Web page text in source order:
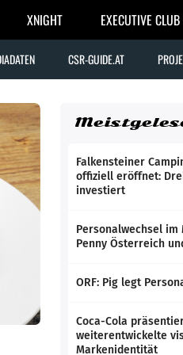
XNIGHT EXECUTIVE CLUB
CSR-GUIDE.AT
Falkensteiner
offiziell eröffnet:
investiert
Personalwechsel im
Penny Österreich
ORF: Pig legt
Coca-Cola
weiterentwickelte
Markenidentität